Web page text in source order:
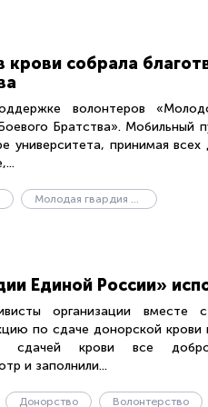
крови собрала
волонтеров
Братства». Мобильный
университета, принимая
Молодая гвардия единой России
Единой России»
организации вместе
по сдаче донорской крови
сдачей крови все
и заполнили...
Донорство Волонтерство